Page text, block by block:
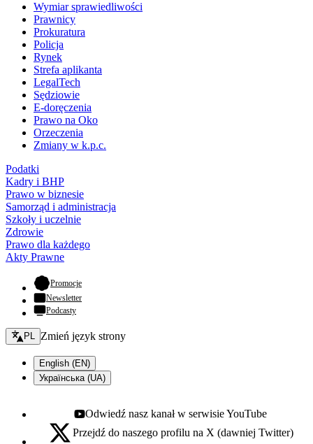
Wymiar sprawiedliwości
Prawnicy
Prokuratura
Policja
Rynek
Strefa aplikanta
LegalTech
Sędziowie
E-doręczenia
Prawo na Oko
Orzeczenia
Zmiany w k.p.c.
Podatki
Kadry i BHP
Prawo w biznesie
Samorząd i administracja
Szkoły i uczelnie
Zdrowie
Prawo dla każdego
Akty Prawne
Promocje- otwiera się w nowej karcie
Newsletter
Podcasty
Zmień język - bieżący:
PL Zmień język strony
English (EN)
Українська (UA)
Youtube - otwiera się w nowej karcie
Odwiedź nasz kanał w serwisie YouTube
X - otwiera się w nowej karcie
Przejdź do naszego profilu na X (dawniej Twitter)